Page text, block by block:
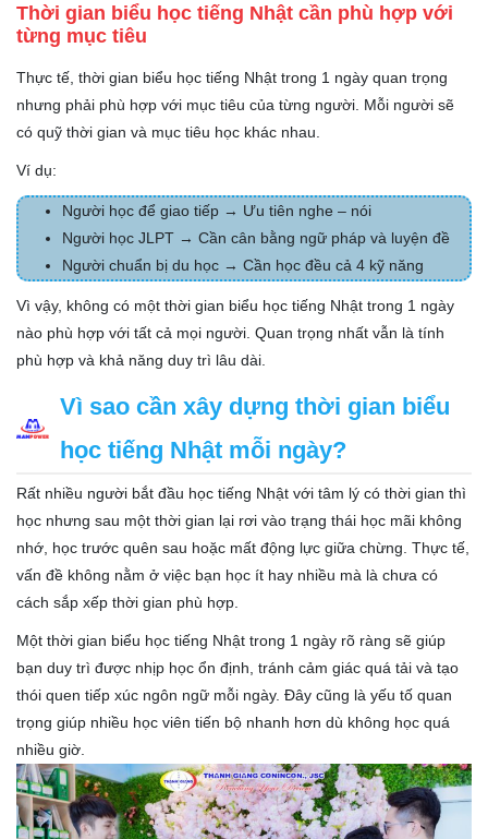
Thời gian biểu học tiếng Nhật cần phù hợp với
từng mục tiêu
Thực tế, thời gian biểu học tiếng Nhật trong 1 ngày quan trọng
nhưng phải phù hợp với mục tiêu của từng người. Mỗi người sẽ
có quỹ thời gian và mục tiêu học khác nhau.
Ví dụ:
Người học để giao tiếp → Ưu tiên nghe – nói
Người học JLPT → Cần cân bằng ngữ pháp và luyện đề
Người chuẩn bị du học → Cần học đều cả 4 kỹ năng
Vì vậy, không có một thời gian biểu học tiếng Nhật trong 1 ngày
nào phù hợp với tất cả mọi người. Quan trọng nhất vẫn là tính
phù hợp và khả năng duy trì lâu dài.
Vì sao cần xây dựng thời gian biểu
học tiếng Nhật mỗi ngày?
Rất nhiều người bắt đầu học tiếng Nhật với tâm lý có thời gian thì
học nhưng sau một thời gian lại rơi vào trạng thái học mãi không
nhớ, học trước quên sau hoặc mất động lực giữa chừng. Thực tế,
vấn đề không nằm ở việc bạn học ít hay nhiều mà là chưa có
cách sắp xếp thời gian phù hợp.
Một thời gian biểu học tiếng Nhật trong 1 ngày rõ ràng sẽ giúp
bạn duy trì được nhịp học ổn định, tránh cảm giác quá tải và tạo
thói quen tiếp xúc ngôn ngữ mỗi ngày. Đây cũng là yếu tố quan
trọng giúp nhiều học viên tiến bộ nhanh hơn dù không học quá
nhiều giờ.